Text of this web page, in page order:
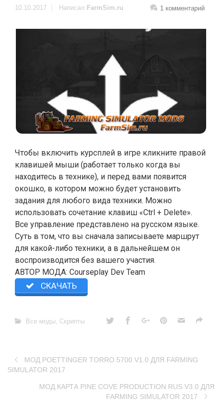
10.10.2017 1 комментарий
Написал FarmSim.ru
Чтобы включить курсплей в игре кликните правой
клавишей мыши (работает только когда вы
находитесь в технике), и перед вами появится
окошко, в котором можно будет установить
задания для любого вида техники. Можно
использовать сочетание клавиш «Ctrl + Delete».
Все управление представлено на русском языке.
Суть в том, что вы сначала записываете маршрут
для какой-либо техники, а в дальнейшем он
воспроизводится без вашего участия.
АВТОР МОДА: Courseplay Dev Team
СКАЧАТЬ
Все моды Скрипты
МОД POETTINGER TORRO 5700 V1.0 ДЛЯ FARMING
SIMULATOR 2017
МОД КАРТА PINE COVE PRODUCTION RUS V3.0 ДЛЯ
FARMING SIMULATOR 2017